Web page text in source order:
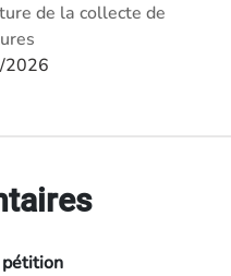
de la collecte de
2026